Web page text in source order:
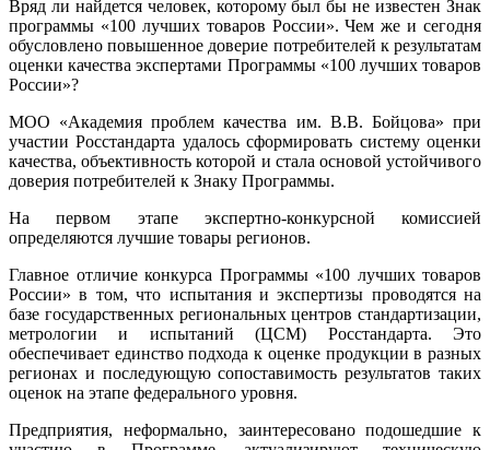
Вряд ли найдется человек, которому был бы не известен Знак
программы «100 лучших товаров России». Чем же и сегодня
обусловлено повышенное доверие потребителей к результатам
оценки качества экспертами Программы «100 лучших товаров
России»?
МОО «Академия проблем качества им. В.В. Бойцова» при
участии Росстандарта удалось сформировать систему оценки
качества, объективность которой и стала основой устойчивого
доверия потребителей к Знаку Программы.
На первом этапе экспертно-конкурсной комиссией
определяются лучшие товары регионов.
Главное отличие конкурса Программы «100 лучших товаров
России» в том, что испытания и экспертизы проводятся на
базе государственных региональных центров стандартизации,
метрологии и испытаний (ЦCM) Росстандарта. Это
обеспечивает единство подхода к оценке продукции в разных
регионах и последующую сопоставимость результатов таких
оценок на этапе федерального уровня.
Предприятия, неформально, заинтересовано подошедшие к